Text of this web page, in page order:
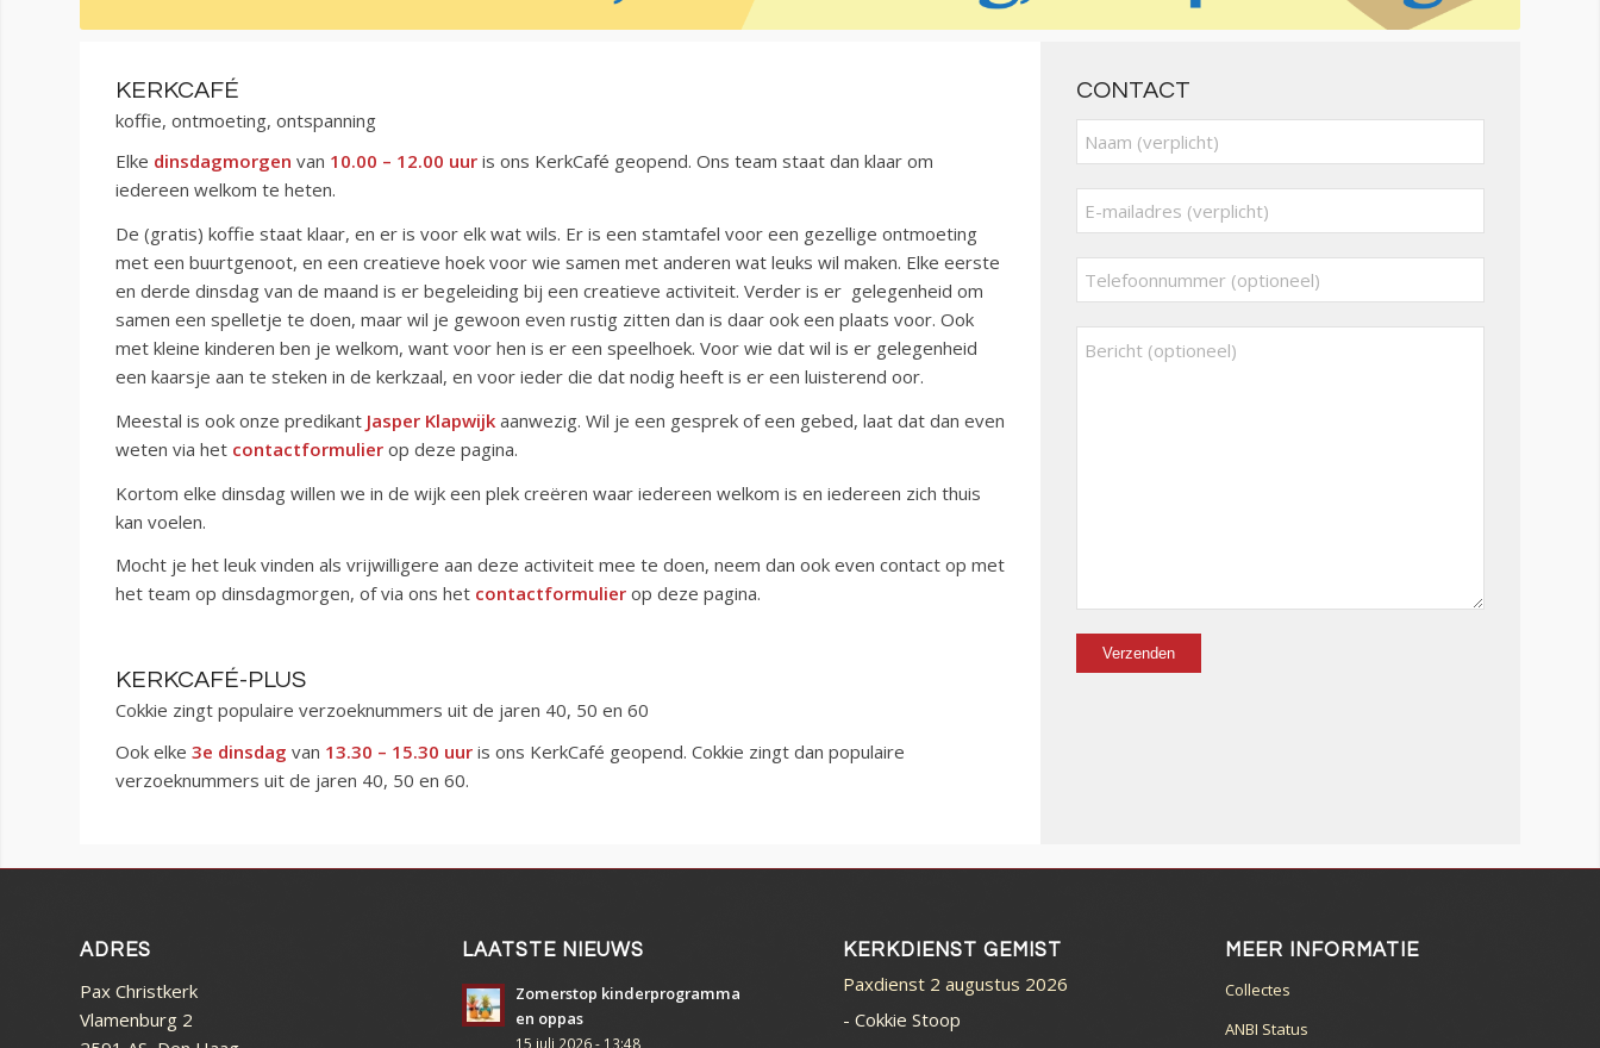
KERKCAFÉ
koffie, ontmoeting, ontspanning
Elke dinsdagmorgen van 10.00 – 12.00 uur is ons KerkCafé geopend. Ons team staat dan klaar om
iedereen welkom te heten.
De (gratis) koffie staat klaar, en er is voor elk wat wils. Er is een stamtafel voor een gezellige ontmoeting
met een buurtgenoot, en een creatieve hoek voor wie samen met anderen wat leuks wil maken. Elke eerste
en derde dinsdag van de maand is er begeleiding bij een creatieve activiteit. Verder is er gelegenheid om
samen een spelletje te doen, maar wil je gewoon even rustig zitten dan is daar ook een plaats voor. Ook
met kleine kinderen ben je welkom, want voor hen is er een speelhoek. Voor wie dat wil is er gelegenheid
een kaarsje aan te steken in de kerkzaal, en voor ieder die dat nodig heeft is er een luisterend oor.
Meestal is ook onze predikant Jasper Klapwijk aanwezig. Wil je een gesprek of een gebed, laat dat dan even
weten via het contactformulier op deze pagina.
Kortom elke dinsdag willen we in de wijk een plek creëren waar iedereen welkom is en iedereen zich thuis
kan voelen.
Mocht je het leuk vinden als vrijwilligere aan deze activiteit mee te doen, neem dan ook even contact op met
het team op dinsdagmorgen, of via ons het contactformulier op deze pagina.
KERKCAFÉ-PLUS
Cokkie zingt populaire verzoeknummers uit de jaren 40, 50 en 60
Ook elke 3e dinsdag van 13.30 – 15.30 uur is ons KerkCafé geopend. Cokkie zingt dan populaire
verzoeknummers uit de jaren 40, 50 en 60.
CONTACT
ADRES
Pax Christkerk
Vlamenburg 2
LAATSTE NIEUWS
Zomerstop kinderprogramma
en oppas
15 juli 2026 - 13:48
KERKDIENST GEMIST
Paxdienst 2 augustus 2026
-Cokkie Stoop
MEER INFORMATIE
Collectes
ANBI Status